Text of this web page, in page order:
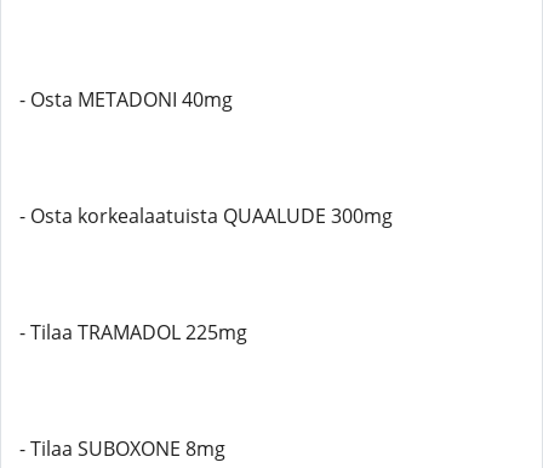
- Osta METADONI 40mg
- Osta korkealaatuista QUAALUDE 300mg
- Tilaa TRAMADOL 225mg
- Tilaa SUBOXONE 8mg